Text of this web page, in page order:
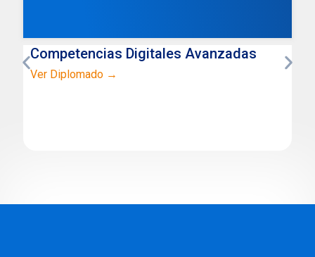
Competencias Digitales Avanzadas
Ver Diplomado →